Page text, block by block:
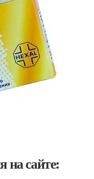
на сайте: